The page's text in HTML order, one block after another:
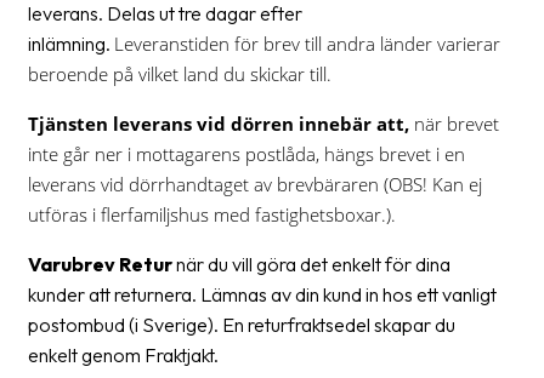
karriär
Nyhetsarkiv
Kontakta
Villkor
Allmänna
villkor
Integritet
leverans. Delas ut tre dagar efter
inlämning. Leveranstiden för brev till andra länder varierar
beroende på vilket land du skickar till.
Tjänsten leverans vid dörren innebär att, när brevet
inte går ner i mottagarens postlåda, hängs brevet i en
leverans vid dörrhandtaget av brevbäraren (OBS! Kan ej
utföras i flerfamiljshus med fastighetsboxar.).
Varubrev Returnär du vill göra det enkelt för dina
kunder att returnera. Lämnas av din kund in hos ett vanligt
postombud (i Sverige). En returfraktsedel skapar du
enkelt genom Fraktjakt.